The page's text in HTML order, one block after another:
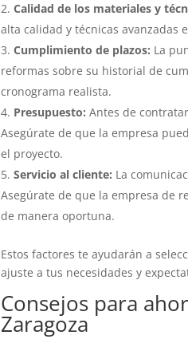
Calidad de los materiales y
alta calidad y técnicas avanzadas
Cumplimiento de plazos: La
reformas sobre su historial de
cronograma realista.
Presupuesto: Antes de
Asegúrate de que la empresa
el proyecto.
Servicio al cliente: La
Asegúrate de que la empresa de
de manera oportuna.
Estos factores te ayudarán a
ajuste a tus necesidades y
Consejos para
Zaragoza